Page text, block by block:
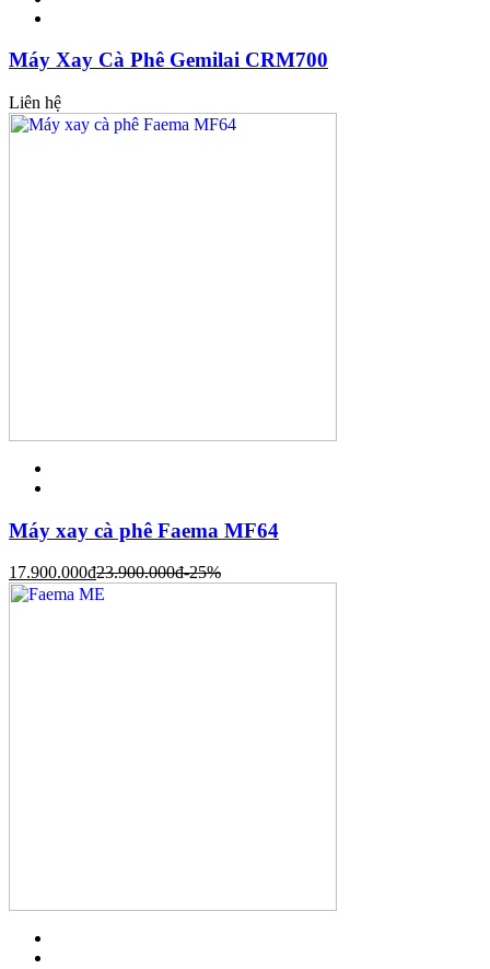
Máy Xay Cà Phê Gemilai CRM700
Liên hệ
Máy xay cà phê Faema MF64
17.900.000đ23.900.000đ-25%